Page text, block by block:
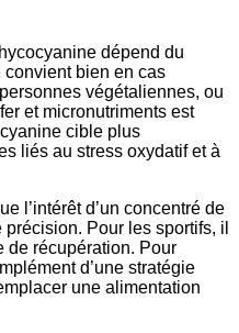
dépend du
bien en cas
végétaliennes, ou
et micronutriments est
cible plus
liés au stress oxydatif et à
l’intérêt d’un concentré de
Pour les sportifs, il
de récupération. Pour
d’une stratégie
une alimentation